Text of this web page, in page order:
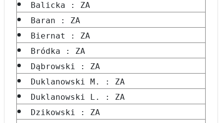
Balicka : ZA
Baran : ZA
Biernat : ZA
Bródka : ZA
Dąbrowski : ZA
Duklanowski M. : ZA
Duklanowski L. : ZA
Dzikowski : ZA